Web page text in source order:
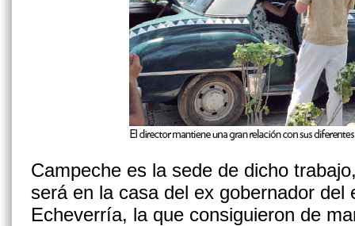
Campeche es la sede de dicho
será en la casa del ex gobernador del
Echeverría, la que consiguieron de